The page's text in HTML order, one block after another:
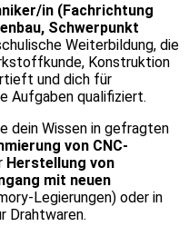
in (Fachrichtung
Schwerpunkt
Weiterbildung, die
Konstruktion
und dich für
Aufgaben qualifiziert.
dein Wissen in gefragten
von CNC-
Herstellung von
mit neuen
Legierungen) oder in
Drahtwaren.